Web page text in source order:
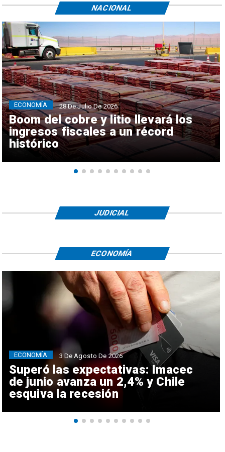
Boom del cobre y litio llevará los
ingresos fiscales a un récord
histórico
ECONOMÍA 28 De Julio De 2026
NACIONAL
JUDICIAL
Superó las expectativas: Imacec
de junio avanza un 2,4% y Chile
esquiva la recesión
ECONOMÍA 3 De Agosto De 2026
ECONOMÍA